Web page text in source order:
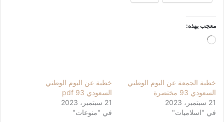
معجب بهذه:
جاري
خطبة الجمعة عن اليوم الوطني
السعودي 93 مختصرة
21 سبتمبر، 2023
في "اسلاميات"
خطبة عن اليوم الوطني
السعودي 93 pdf
21 سبتمبر، 2023
في "منوعات"